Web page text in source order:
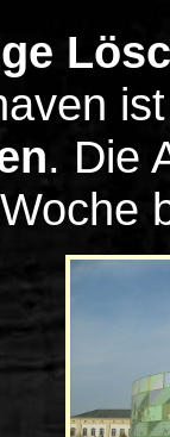
. Die
Woche